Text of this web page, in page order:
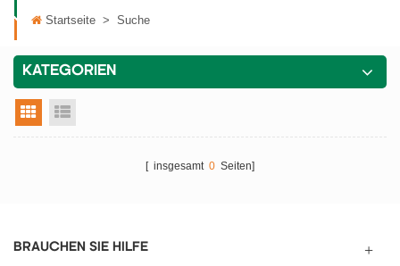
Startseite > Suche
KATEGORIEN
Rasteransicht
[ insgesamt 0 Seiten]
BRAUCHEN SIE HILFE